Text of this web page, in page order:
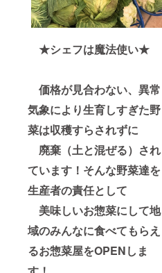
★シェフは魔法使い★
価格が見合わない、異常
気象により生育しすぎた野
菜は収穫すらされずに
廃棄（土と混ぜる）され
ています！そんな野菜達を
生産者の責任として
美味しいお惣菜にして地
域のみんなに食べてもらえ
るお惣菜屋をOPENしま